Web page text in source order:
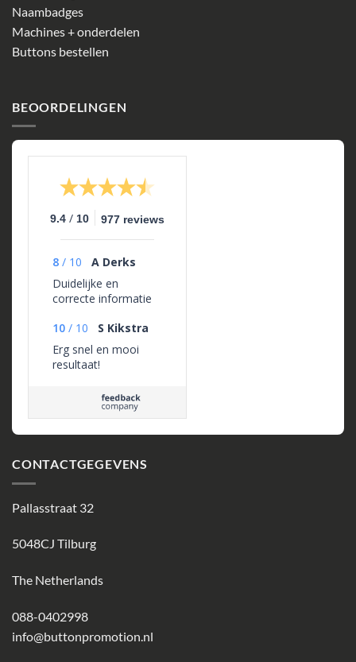
Naambadges
Machines + onderdelen
Buttons bestellen
BEOORDELINGEN
9.4 / 10 977 reviews
8 / 10
A Derks
Duidelijke en
correcte informatie
10 / 10
S Kikstra
Erg snel en mooi
resultaat!
CONTACTGEGEVENS
Pallasstraat 32
5048CJ Tilburg
The Netherlands
088-0402998
info@buttonpromotion.nl